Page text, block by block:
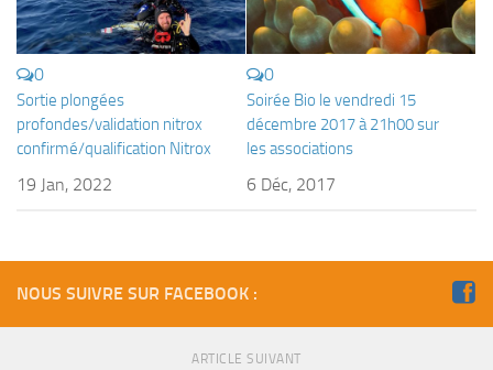
0
Sortie plongées
profondes/validation nitrox
confirmé/qualification Nitrox
19 Jan, 2022
0
Soirée Bio le vendredi 15
décembre 2017 à 21h00 sur
les associations
6 Déc, 2017
NOUS SUIVRE SUR FACEBOOK :
ARTICLE SUIVANT